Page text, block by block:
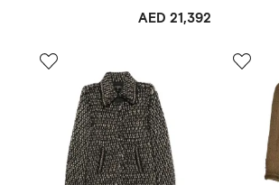
AED 21,392